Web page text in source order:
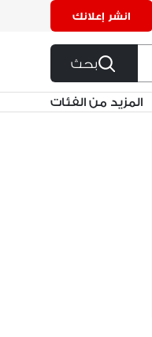
انشر إعلانك
بحث
المزيد من الفئات